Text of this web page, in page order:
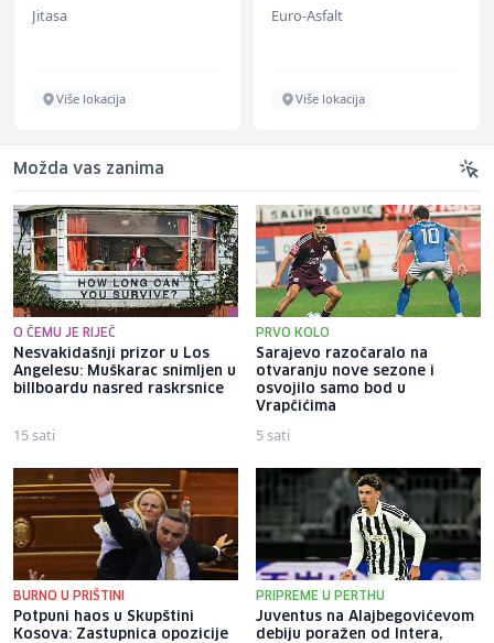
Jitasa
Više lokacija
Euro-Asfalt
Više lokacija
Možda vas zanima
O ČEMU JE RIJEČ
Nesvakidašnji prizor u Los
Angelesu: Muškarac snimljen u
billboardu nasred raskrsnice
15 sati
PRVO KOLO
Sarajevo razočaralo na
otvaranju nove sezone i
osvojilo samo bod u
Vrapčićima
5 sati
BURNO U PRIŠTINI
Potpuni haos u Skupštini
Kosova: Zastupnica opozicije
PRIPREME U PERTHU
Juventus na Alajbegovićevom
debiju poražen od Intera,